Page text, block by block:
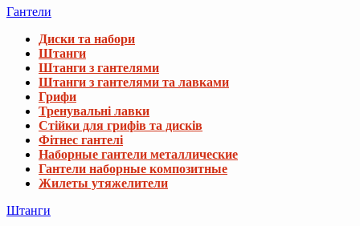
Гантели
Диски та набори
Штанги
Штанги з гантелями
Штанги з гантелями та лавками
Грифи
Тренувальні лавки
Стійки для грифів та дисків
Фітнес гантелі
Наборные гантели металлические
Гантели наборные композитные
Жилеты утяжелители
Штанги